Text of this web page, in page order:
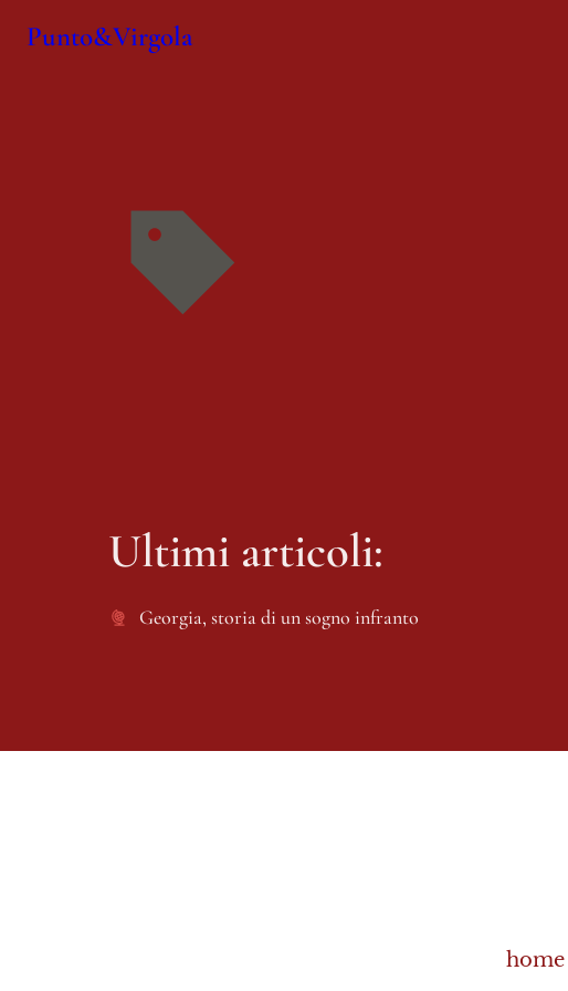
Punto&Virgola
Ultimi articoli:
Georgia, storia di un sogno infranto
home